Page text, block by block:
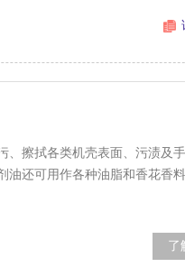
、擦拭各类机壳表面、污渍及
油还可用作各种油脂和香花香
了